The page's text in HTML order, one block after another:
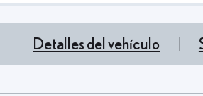
Detalles del vehículo